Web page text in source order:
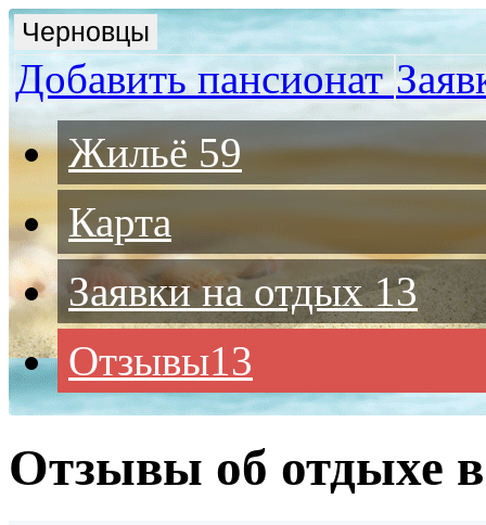
Черновцы
Добавить пансионат
Жильё59
Карта
Заявки на отдых13
Отзывы13
Отзывы об отдыхе